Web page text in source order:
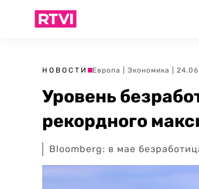
НОВОСТИ Европа Экономика |
Уровень
рекордного
Bloomberg: в мае